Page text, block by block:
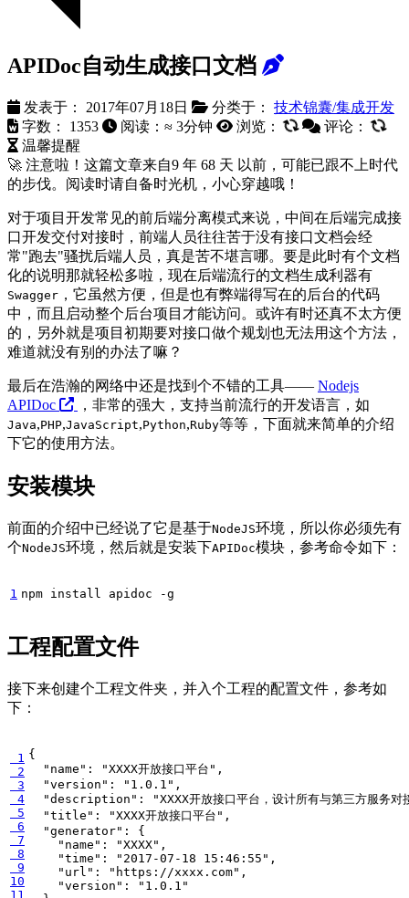
APIDoc自动生成接口文档
发表于： 2017年07月18日 分类于： 技术锦囊/集成开发
字数：
1353 阅读：≈ 3分钟 浏览：
评论：
温馨提醒
🚀 注意啦！这篇文章来自9 年 68 天 以前，可能已跟不上时代
的步伐。阅读时请自备时光机，小心穿越哦！
对于项目开发常见的前后端分离模式来说，中间在后端完成接
口开发交付对接时，前端人员往往苦于没有接口文档会经
常"跑去"骚扰后端人员，真是苦不堪言哪。要是此时有个文档
化的说明那就轻松多啦，现在后端流行的文档生成利器有
Swagger ，它虽然方便，但是也有弊端得写在的后台的代码
中，而且启动整个后台项目才能访问。或许有时还真不太方便
的，另外就是项目初期要对接口做个规划也无法用这个方法，
难道就没有别的办法了嘛？
最后在浩瀚的网络中还是找到个不错的工具—— Nodejs
APIDoc
，非常的强大，支持当前流行的开发语言，如
Java,PHP,JavaScript,Python,Ruby等等，下面就来简单的介绍
下它的使用方法。
安装模块
前面的介绍中已经说了它是基于NodeJS环境，所以你必须先有
个NodeJS环境，然后就是安装下APIDoc模块，参考命令如下：
1 npm install apidoc -g
工程配置文件
接下来创建个工程文件夹，并入个工程的配置文件，参考如
下：
1
2
3
4
5
6
7
8
9
10
11
{
"name" : "XXXX开放接口平台"
"version" : "1.0.1"
"description" :
"XXXX开放接口平台，设计所有与第三方服务
"title" : "XXXX开放接口平台"
"generator" : {
"name" : "XXXX"
"time" : "2017-07-18 15:46:55"
"url" : "https://xxxx.com"
"version" :
"1.0.1"